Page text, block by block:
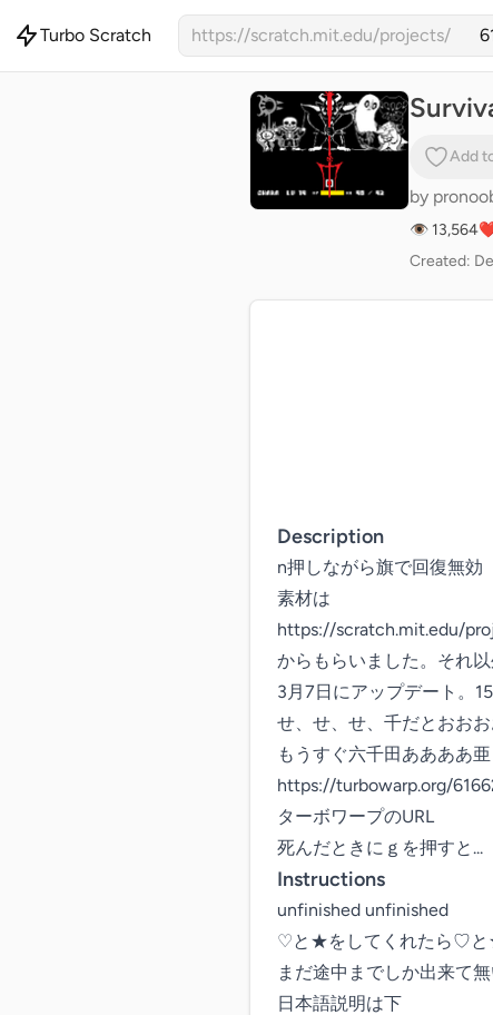
Turbo Scratch https://scratch.mit.edu/projects/
Add
by
👁 13,564
Created:
Description
n押しながら旗で回復無効
素材は
https://scratch.mit.edu/
からもらいました。それ以
3月7日にアップデート。
せ、せ、せ、千だとおお
もうすぐ六千田ああああ亜
https://turbowarp.org/
ターボワープのURL
死んだときにｇを押すと...
Instructions
unfinished unfinished
♡と★をしてくれたら♡と
まだ途中までしか出来て
日本語説明は下